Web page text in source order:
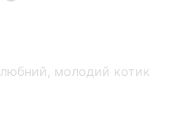
молодий котик